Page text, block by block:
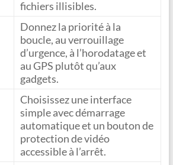
fichiers illisibles.
Donnez la priorité à la
boucle, au verrouillage
d’urgence, à l’horodatage et
au GPS plutôt qu’aux
gadgets.
Choisissez une interface
simple avec démarrage
automatique et un bouton de
protection de vidéo
accessible à l’arrêt.